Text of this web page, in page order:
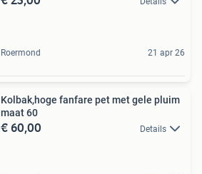
Roermond 21 apr 26
Kolbak,hoge fanfare pet met gele pluim
maat 60
€ 60,00 Details